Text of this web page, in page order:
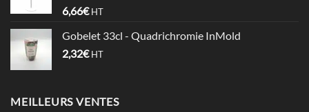
6,66€ HT
Gobelet 33cl - Quadrichromie InMold
2,32€ HT
MEILLEURS VENTES